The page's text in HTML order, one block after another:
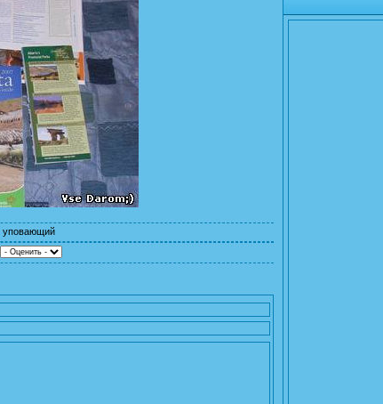
уповающий